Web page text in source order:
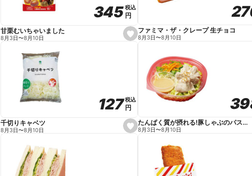
s
e
e
345
345税込
税込
円
円
甘栗むいちゃいました
8月3日〜8月10日
ファミマ・ザ・クレープ 生チョコ
8月3日〜8月10日
s
e
127
127税込
税込
円
円
千切りキャベツ
8月3日〜8月10日
たんぱく質が摂れる!豚しゃぶのパスタサラダ
8月3日〜8月10日